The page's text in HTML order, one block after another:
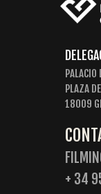
PALACIO
PLAZA
18009
+ 34